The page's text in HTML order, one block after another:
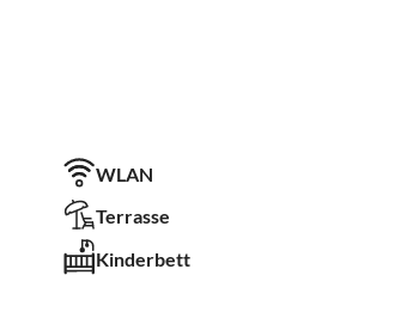
WLAN
Terrasse
Kinderbett